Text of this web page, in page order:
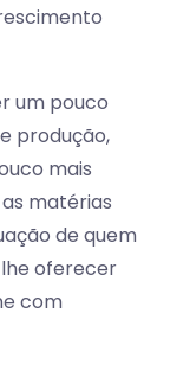
um pouco
produção,
mais
matérias
de quem
oferecer
com